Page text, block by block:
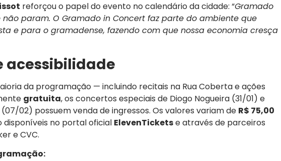
reforçou o papel do evento no calendário da cidade: “Gramado
não param. O Gramado in Concert faz parte do ambiente que
e para o gramadense, fazendo com que nossa economia cresça
acessibilidade
da programação — incluindo recitais na Rua Coberta e ações
gratuita, os concertos especiais de Diogo Nogueira (31/01) e
02) possuem venda de ingressos. Os valores variam de R$ 75,00
disponíveis no portal oficial ElevenTicketse através de parceiros
e CVC.